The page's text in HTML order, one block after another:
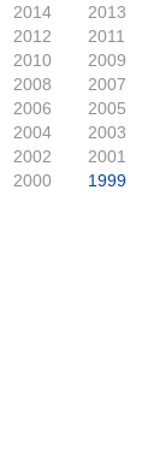
2014
2013
2012
2011
2010
2009
2008
2007
2006
2005
2004
2003
2002
2001
2000
1999